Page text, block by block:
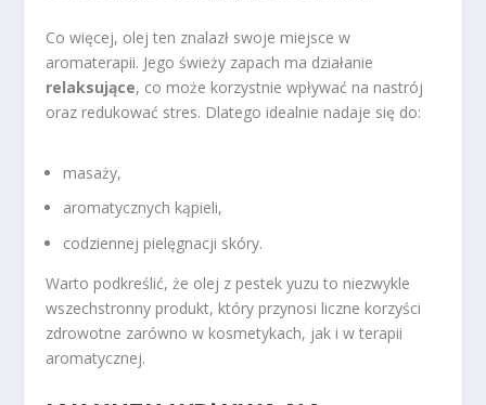
Co więcej, olej ten znalazł swoje miejsce w
aromaterapii. Jego świeży zapach ma działanie
relaksujące, co może korzystnie wpływać na nastrój
oraz redukować stres. Dlatego idealnie nadaje się do:
masaży,
aromatycznych kąpieli,
codziennej pielęgnacji skóry.
Warto podkreślić, że olej z pestek yuzu to niezwykle
wszechstronny produkt, który przynosi liczne korzyści
zdrowotne zarówno w kosmetykach, jak i w terapii
aromatycznej.